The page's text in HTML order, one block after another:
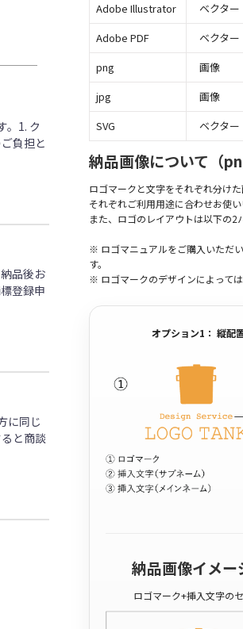
。1. ク
負担と
品後お
登録申
に同じ
と商談
Adobe Illustrator
ベクター
Adobe PDF
ベクター
png
画像
jpg
画像
SVG
ベクター
納品画像について（
ロゴマークと文字をそれぞれ分け
それぞれご利用用途に合わせお使い
また、ロゴのレイアウトは以下の2
※ ロゴマニュアルをご購入いただ
す。
※ ロゴマークのデザインによって
オプション1： 縦配
納品画像イメー
ロゴマーク+挿入文字の